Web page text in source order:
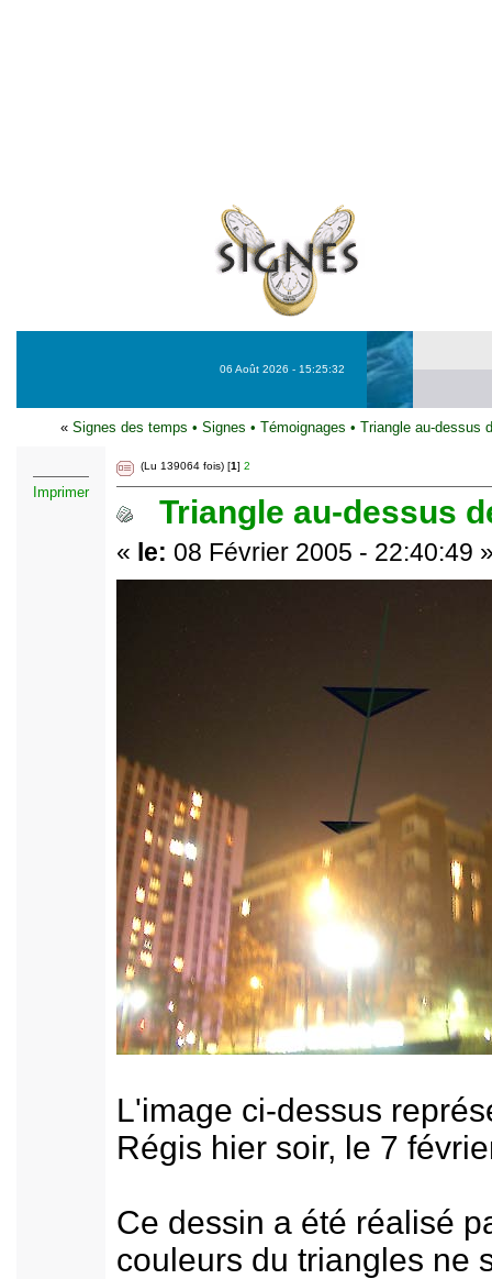
06 Août 2026 - 15:25:32
« Signes des temps • Signes • Témoignages • Triangle au-dessus
Imprimer
(Lu 139064 fois) [1] 2
Triangle au-dessus
« le: 08 Février 2005 - 22:40:49
L'image ci-dessus
Régis hier soir, le 7
Ce dessin a été réalisé
couleurs du triangles ne